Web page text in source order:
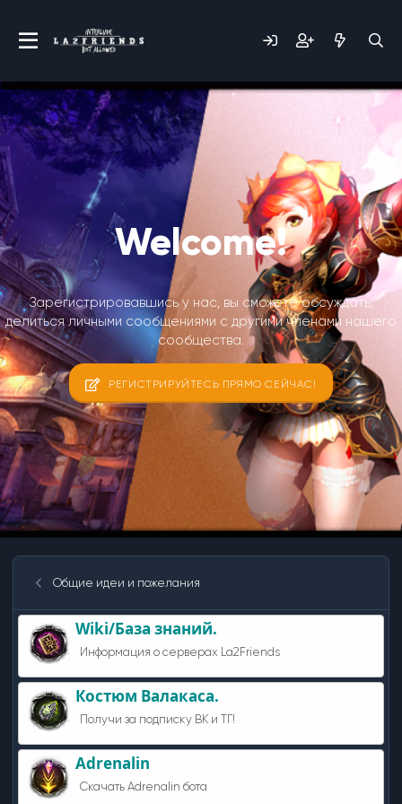
Welcome!
Зарегистрировавшись у нас, вы сможете обсуждать,
делиться личными сообщениями с другими членами нашего
сообщества.
РЕГИСТРИРУЙТЕСЬ ПРЯМО СЕЙЧАС!
Общие идеи и пожелания
Wiki/База знаний.
Информация о серверах La2Friends
Костюм Валакаса.
Получи за подписку ВК и ТГ!
Adrenalin
Скачать Adrenalin бота